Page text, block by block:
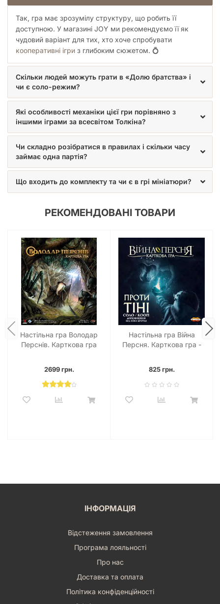
умінням, перемагайте ворожі загони та здобувайте
контроль над важливими локаціями, а найголовніше — не
втрачайте надії!
Кінець гри
Гравці здобувають перемогу, коли Фродо успішно
завершує завдання «Знищте Єдиний Перстень». Якщо
Фродо втрачає всі очки надії, гравці програють.
Так, гра має зрозумілу структуру, що робить її
доступною. У магазині JOY ми рекомендуємо її як
чудовий варіант для тих, хто хоче спробувати
кооперативні ігри з глибоким сюжетом. 💍
Скільки людей можуть грати в «Долю братства» і
чи є соло-режим?
Які особливості механіки цієї гри порівняно з
іншими іграми за всесвітом Толкіна?
Чи складно розібратися в правилах і скільки часу
займає одна партія?
Що входить до комплекту та чи є в грі мініатюри?
РЕКОМЕНДОВАНІ ТОВАРИ
Настільна гра Володар
Перснів. Карткова гра
2699 грн.
Настільна гра Війна
Персня. Карткова гра -
Against the Shadow)
825 грн.
ІНФОРМАЦІЯ
Відстеження замовлення
Програма лояльності
Про нас
Доставка та оплата
Політика конфіденційності